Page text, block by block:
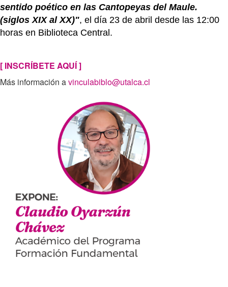
sentido poético en las Cantopeyas del Maule.
(siglos XIX al XX)", el día 23 de abril desde las 12:00
horas en Biblioteca Central.
[ INSCRÍBETE AQUÍ ]
Más información avinculabiblo@utalca.cl